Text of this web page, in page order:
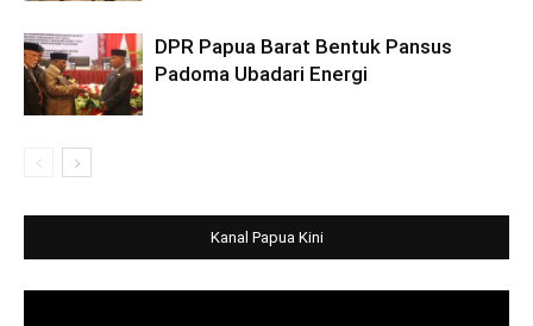
DPR Papua Barat Bentuk Pansus
Padoma Ubadari Energi
Kanal Papua Kini